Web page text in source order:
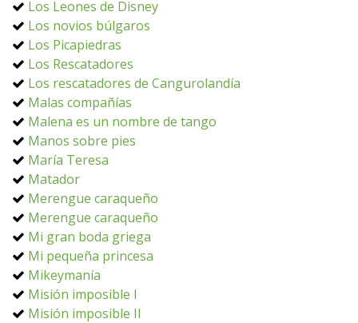
Los Leones de Disney
Los novios búlgaros
Los Picapiedras
Los Rescatadores
Los rescatadores de Cangurolandía
Malas compañías
Malena es un nombre de tango
Manos sobre pies
María Teresa
Matador
Merengue caraqueño
Merengue caraqueño
Mi gran boda griega
Mi pequeña princesa
Mikeymanía
Misión imposible I
Misión imposible II